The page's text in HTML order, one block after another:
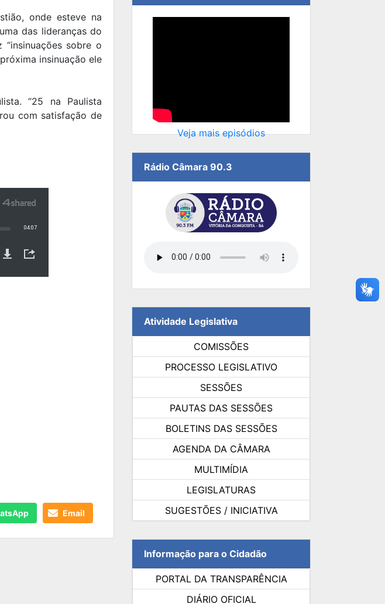
onde esteve na
das lideranças do
sobre o
insinuação ele
“25 na Paulista
com satisfação de
Email
Veja mais episódios
Rádio Câmara 90.3
Atividade Legislativa
COMISSÕES
PROCESSO LEGISLATIVO
SESSÕES
PAUTAS DAS SESSÕES
BOLETINS DAS SESSÕES
AGENDA DA CÂMARA
MULTIMÍDIA
LEGISLATURAS
SUGESTÕES / INICIATIVA
Informação para o Cidadão
PORTAL DA TRANSPARÊNCIA
DIÁRIO OFICIAL